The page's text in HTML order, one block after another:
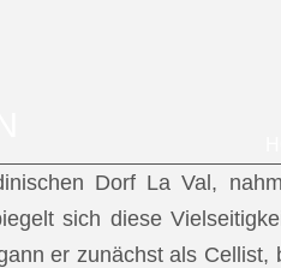
Dorf La Val,
sich diese
er zunächst als